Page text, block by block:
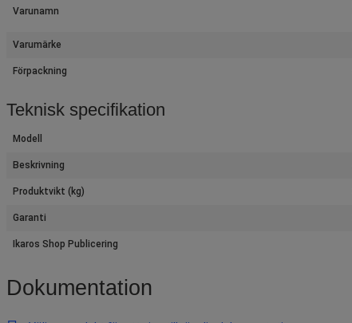
Varunamn
Varumärke
Förpackning
Teknisk specifikation
Modell
Beskrivning
Produktvikt (kg)
Garanti
Ikaros Shop Publicering
Dokumentation